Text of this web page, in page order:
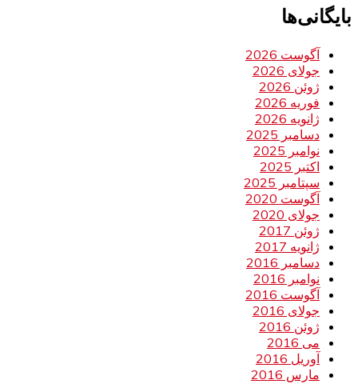
بایگانی‌ها
آگوست 2026
جولای 2026
ژوئن 2026
فوریه 2026
ژانویه 2026
دسامبر 2025
نوامبر 2025
اکتبر 2025
سپتامبر 2025
آگوست 2020
جولای 2020
ژوئن 2017
ژانویه 2017
دسامبر 2016
نوامبر 2016
آگوست 2016
جولای 2016
ژوئن 2016
می 2016
آوریل 2016
مارس 2016